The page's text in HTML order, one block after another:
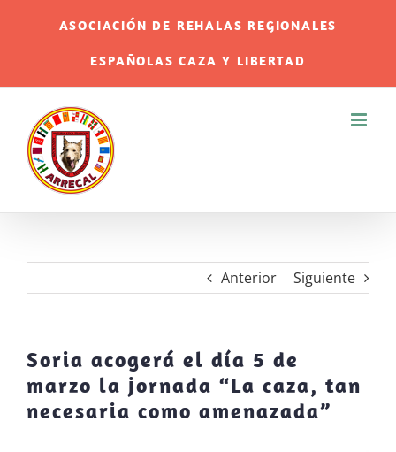
ASOCIACIÓN DE REHALAS REGIONALES
ESPAÑOLAS CAZA Y LIBERTAD
Anterior Siguiente
Soria acogerá el día 5 de
marzo la jornada “La caza, tan
necesaria como amenazada”